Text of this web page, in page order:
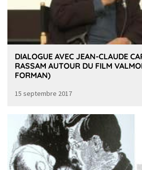
DIALOGUE AVEC JEAN-CLAUDE
RASSAM AUTOUR DU FILM
FORMAN)
15 septembre 2017